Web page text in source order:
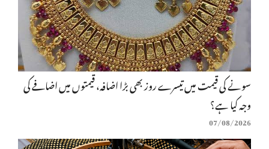
سونے کی قیمت میں تیسرے روز بھی بڑا اضافہ، قیمتوں میں اضافے کی
وجہ کیا ہے؟
07/08/2026